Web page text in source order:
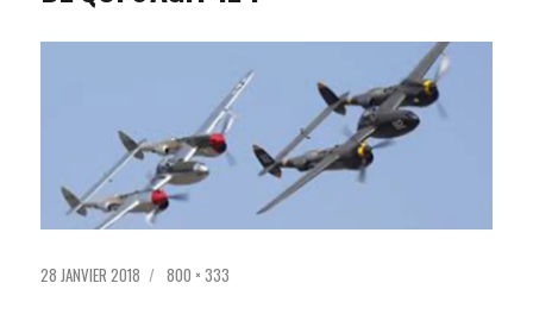
PUBLIÉ
28 JANVIER 2018
TAILLE
800 × 333